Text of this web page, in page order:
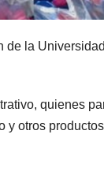
de la
quienes
y otros